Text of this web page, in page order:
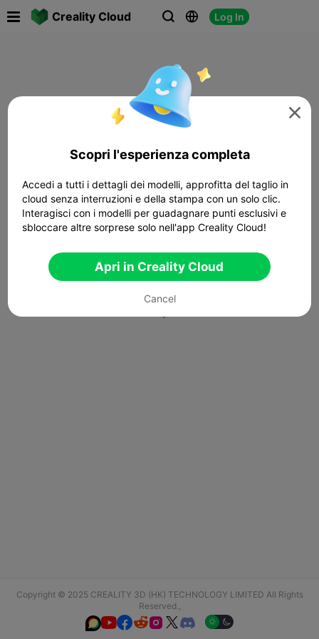
Creality Cloud   Log In
Copyright © 2025 CREALITY 3D (HK) TECHNOLOGY LIMITED All Rights
Reserved.,
  

Scopri l'esperienza completa
Accedi a tutti i dettagli dei modelli, approfitta del taglio in
cloud senza interruzioni e della stampa con un solo clic.
Interagisci con i modelli per guadagnare punti esclusivi e
sbloccare altre sorprese solo nell'app Creality Cloud!
Apri in Creality Cloud
Cancel